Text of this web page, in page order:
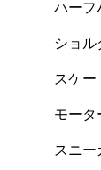
ハーフ
ショル
スケー
モータ
スニー